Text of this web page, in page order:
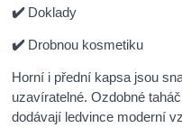
✔️ Doklady
✔️ Drobnou kosmetiku
Horní i přední kapsa jsou
uzavíratelné. Ozdobné
dodávají ledvince moderní